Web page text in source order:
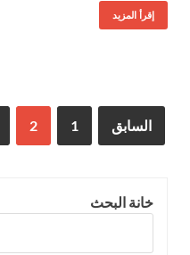
إقرأ المزيد
السابق 1
2
خانة البحث